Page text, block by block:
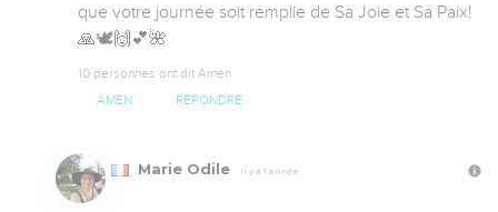
que votre journée soit remplie de Sa Joie et Sa Paix!
🙏🕊️🙌💕🌺
10 personnes ont dit Amen
AMEN RÉPONDRE
Marie Odile Il y a 1 année